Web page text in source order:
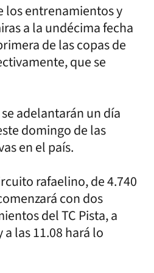
los entrenamientos y
a la undécima fecha
de las copas de
que se
adelantarán un día
domingo de las
en el país.
rafaelino, de 4.740
con dos
del TC Pista, a
las 11.08 hará lo